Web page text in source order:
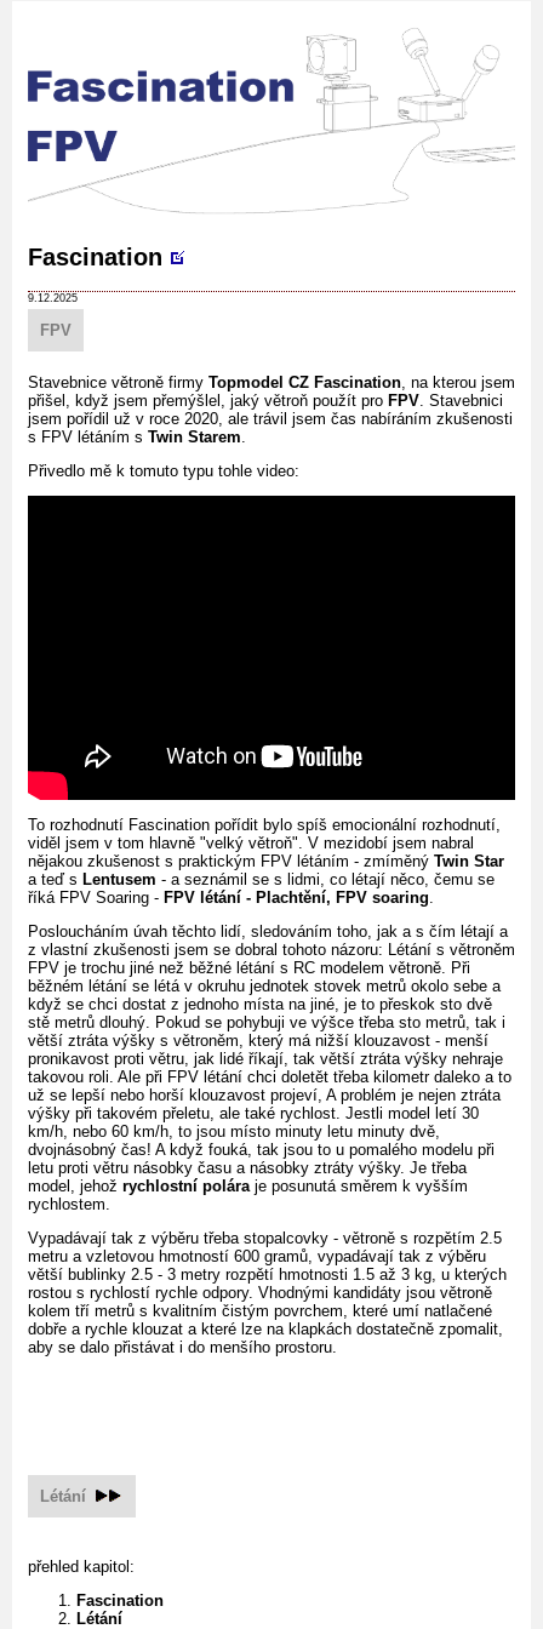
Fascination
9.12.2025
FPV
Stavebnice větroně firmy Topmodel CZ Fascination , na kterou jsem
přišel, když jsem přemýšlel, jaký větroň použít pro FPV . Stavebnici
jsem pořídil už v roce 2020, ale trávil jsem čas nabíráním zkušenosti
s FPV létáním s Twin Starem
Přivedlo mě k tomuto typu tohle video:
To rozhodnutí Fascination pořídit bylo spíš emocionální rozhodnutí,
viděl jsem v tom hlavně "velký větroň". V mezidobí jsem nabral
nějakou zkušenost s praktickým FPV létáním - zmíměný Twin Star
a teď s Lentusem - a seznámil se s lidmi, co létají něco, čemu se
říká FPV Soaring - FPV létání - Plachtění, FPV soaring
Posloucháním úvah těchto lidí, sledováním toho, jak a s čím létají a
z vlastní zkušenosti jsem se dobral tohoto názoru: Létání s větroněm
FPV je trochu jiné než běžné létání s RC modelem větroně. Při
běžném létání se létá v okruhu jednotek stovek metrů okolo sebe a
když se chci dostat z jednoho místa na jiné, je to přeskok sto dvě
stě metrů dlouhý. Pokud se pohybuji ve výšce třeba sto metrů, tak i
větší ztráta výšky s větroněm, který má nižší klouzavost - menší
pronikavost proti větru, jak lidé říkají, tak větší ztráta výšky nehraje
takovou roli. Ale při FPV létání chci doletět třeba kilometr daleko a to
už se lepší nebo horší klouzavost projeví, A problém je nejen ztráta
výšky při takovém přeletu, ale také rychlost. Jestli model letí 30
km/h, nebo 60 km/h, to jsou místo minuty letu minuty dvě,
dvojnásobný čas! A když fouká, tak jsou to u pomalého modelu při
letu proti větru násobky času a násobky ztráty výšky. Je třeba
model, jehož rychlostní polára je posunutá směrem k vyšším
rychlostem.
Vypadávají tak z výběru třeba stopalcovky - větroně s rozpětím 2.5
metru a vzletovou hmotností 600 gramů, vypadávají tak z výběru
větší bublinky 2.5 - 3 metry rozpětí hmotnosti 1.5 až 3 kg, u kterých
rostou s rychlostí rychle odpory. Vhodnými kandidáty jsou větroně
kolem tří metrů s kvalitním čistým povrchem, které umí natlačené
dobře a rychle klouzat a které lze na klapkách dostatečně zpomalit,
aby se dalo přistávat i do menšího prostoru.
Létání
přehled kapitol:
Fascination
Létání